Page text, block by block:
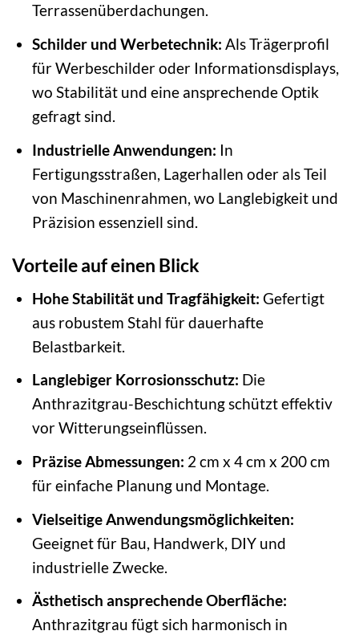
Terrassenüberdachungen.
Schilder und Werbetechnik: Als Trägerprofil
für Werbeschilder oder Informationsdisplays,
wo Stabilität und eine ansprechende Optik
gefragt sind.
Industrielle Anwendungen: In
Fertigungsstraßen, Lagerhallen oder als Teil
von Maschinenrahmen, wo Langlebigkeit und
Präzision essenziell sind.
Vorteile auf einen Blick
Hohe Stabilität und Tragfähigkeit: Gefertigt
aus robustem Stahl für dauerhafte
Belastbarkeit.
Langlebiger Korrosionsschutz: Die
Anthrazitgrau-Beschichtung schützt effektiv
vor Witterungseinflüssen.
Präzise Abmessungen: 2 cm x 4 cm x 200 cm
für einfache Planung und Montage.
Vielseitige Anwendungsmöglichkeiten:
Geeignet für Bau, Handwerk, DIY und
industrielle Zwecke.
Ästhetisch ansprechende Oberfläche:
Anthrazitgrau fügt sich harmonisch in